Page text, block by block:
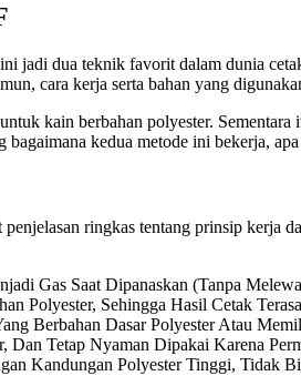
dua teknik favorit dalam dunia
cara kerja serta bahan yang
kain berbahan polyester.
kedua metode ini bekerja,
ringkas tentang prinsip kerja
Gas Saat Dipanaskan (tanpa
Polyester, Sehingga Hasil Cetak
Berbahan Dasar Polyester Atau
Tetap Nyaman Dipakai Karena
Kandungan Polyester Tinggi, Tidak